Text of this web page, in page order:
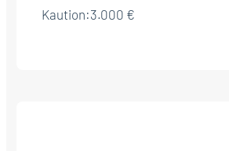
Kaution:3.000 €